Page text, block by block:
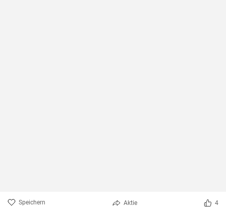
Speichern Aktie 4